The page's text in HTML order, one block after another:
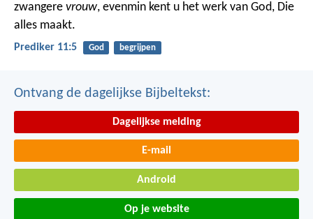
zwangere vrouw, evenmin kent u het werk van God, Die
alles maakt.
Prediker 11:5 God begrijpen
Ontvang de dagelijkse Bijbeltekst:
Dagelijkse melding
E-mail
Android
Op je website